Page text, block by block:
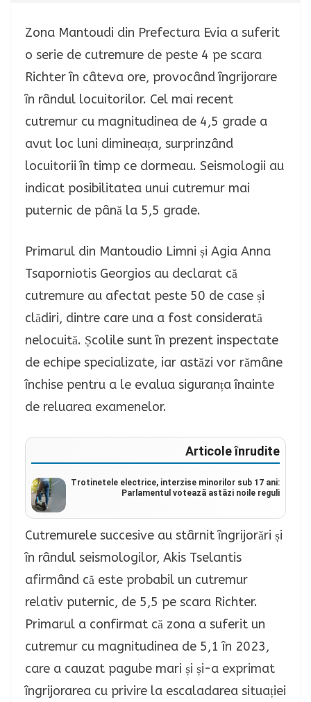
Zona Mantoudi din Prefectura Evia a suferit
o serie de cutremure de peste 4 pe scara
Richter în câteva ore, provocând îngrijorare
în rândul locuitorilor. Cel mai recent
cutremur cu magnitudinea de 4,5 grade a
avut loc luni dimineața, surprinzând
locuitorii în timp ce dormeau. Seismologii au
indicat posibilitatea unui cutremur mai
puternic de până la 5,5 grade.
Primarul din Mantoudio Limni și Agia Anna
Tsaporniotis Georgios au declarat că
cutremure au afectat peste 50 de case și
clădiri, dintre care una a fost considerată
nelocuită. Școlile sunt în prezent inspectate
de echipe specializate, iar astăzi vor rămâne
închise pentru a le evalua siguranța înainte
de reluarea examenelor.
Articole înrudite
Trotinetele electrice, interzise minorilor sub 17 ani:
Parlamentul votează astăzi noile reguli
Cutremurele succesive au stârnit îngrijorări și
în rândul seismologilor, Akis Tselantis
afirmând că este probabil un cutremur
relativ puternic, de 5,5 pe scara Richter.
Primarul a confirmat că zona a suferit un
cutremur cu magnitudinea de 5,1 în 2023,
care a cauzat pagube mari și și-a exprimat
îngrijorarea cu privire la escaladarea situației